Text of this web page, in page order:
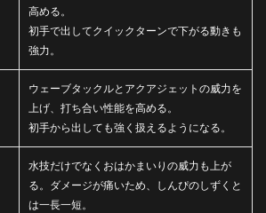
高める。
初手で出してクイックターンで下がる動きも
強力。
ウェーブタックルとアクアジェットの威力を
上げ、打ち合い性能を高める。
初手から出しても強く扱えるようになる。
水技だけでなくおはかまいりの威力も上が
る。ダメージが痛いため、しんぴのしずくと
は一長一短。